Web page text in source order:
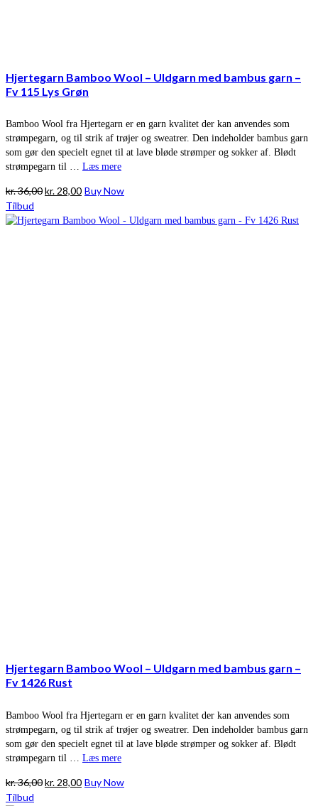
Hjertegarn Bamboo Wool – Uldgarn med bambus garn –
Fv 115 Lys Grøn
Bamboo Wool fra Hjertegarn er en garn kvalitet der kan anvendes som
strømpegarn, og til strik af trøjer og sweatrer. Den indeholder bambus garn
som gør den specielt egnet til at lave bløde strømper og sokker af. Blødt
strømpegarn til … Læs mere
kr.36,00Den
pris
kr. 28,00Den
pris
Buy Now
Tilbud
Hjertegarn Bamboo Wool – Uldgarn med bambus garn –
Fv 1426 Rust
Bamboo Wool fra Hjertegarn er en garn kvalitet der kan anvendes som
strømpegarn, og til strik af trøjer og sweatrer. Den indeholder bambus garn
som gør den specielt egnet til at lave bløde strømper og sokker af. Blødt
strømpegarn til … Læs mere
kr.36,00Den
kr. 28,00Den
Buy Now
Tilbud